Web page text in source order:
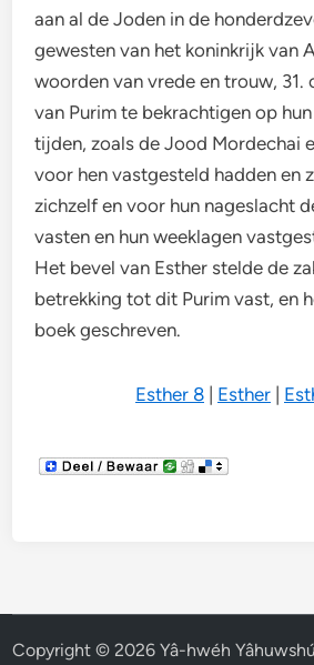
aan al de Joden in de
gewesten van het koninkrijk van
woorden van vrede en trouw, 31.
van Purim te bekrachtigen op
tijden, zoals de Jood Mordechai
voor hen vastgesteld hadden en
zichzelf en voor hun nageslacht
vasten en hun weeklagen
Het bevel van Esther stelde de
betrekking tot dit Purim vast, en
boek geschreven.
Esther 8 Esther
Copyright © 2026Yâ-hwéh